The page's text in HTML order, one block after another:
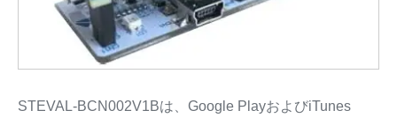
STEVAL-BCN002V1Bは、Google PlayおよびiTunes